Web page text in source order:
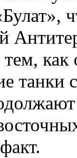
как
танки